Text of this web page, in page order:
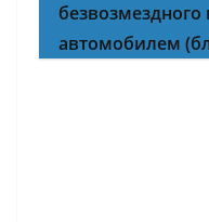
безвозмездного
автомобилем